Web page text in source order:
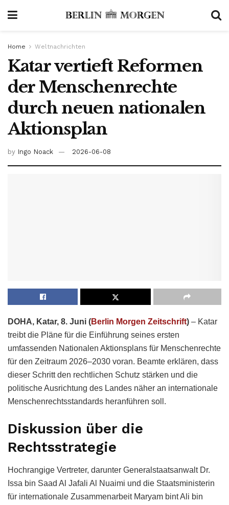
Home Weltnachrichten
Katar vertieft Reformen
der Menschenrechte
durch neuen nationalen
Aktionsplan
by Ingo Noack 2026-06-08
DOHA, Katar, 8. Juni (Berlin Morgen Zeitschrift) – Katar
treibt die Pläne für die Einführung seines ersten
umfassenden Nationalen Aktionsplans für Menschenrechte
für den Zeitraum 2026–2030 voran. Beamte erklären, dass
dieser Schritt den rechtlichen Schutz stärken und die
politische Ausrichtung des Landes näher an internationale
Menschenrechtsstandards heranführen soll.
Diskussion über die
Rechtsstrategie
Hochrangige Vertreter, darunter Generalstaatsanwalt Dr.
Issa bin Saad Al Jafali Al Nuaimi und die Staatsministerin
für internationale Zusammenarbeit Maryam bint Ali bin